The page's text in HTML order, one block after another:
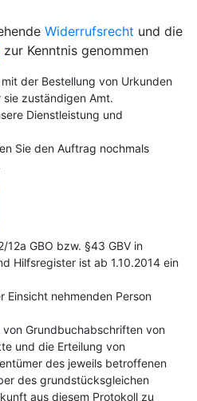
Widerrufsrecht und die
zur Kenntnis genommen
der Bestellung von Urkunden
zuständigen Amt.
Dienstleistung und
Sie den Auftrag nochmals
12a GBO bzw. §43 GBV in
Hilfsregister ist ab 1.10.2014 ein
Einsicht nehmenden Person
Grundbuchabschriften von
und die Erteilung von
des jeweils betroffenen
des grundstücksgleichen
aus diesem Protokoll zu